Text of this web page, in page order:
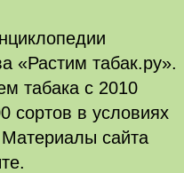
«Растим табак.ру».
табака с 2010
сортов в условиях
сайта